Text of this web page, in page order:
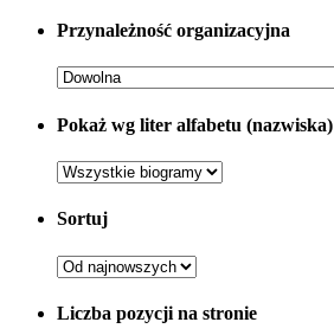
Przynależność organizacyjna
Pokaż wg liter alfabetu (nazwiska)
Sortuj
Liczba pozycji na stronie